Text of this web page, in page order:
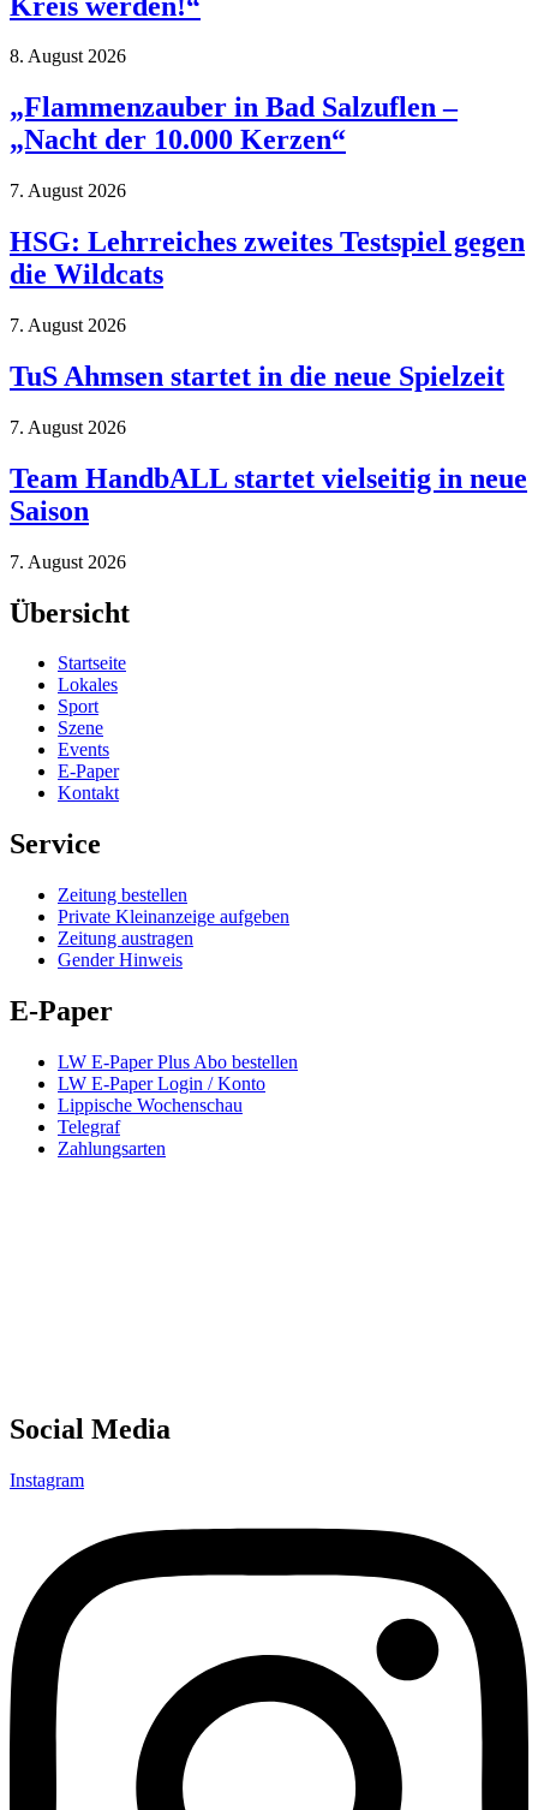
8. August 2026
„Flammenzauber in Bad Salzuflen –
„Nacht der 10.000 Kerzen“
7. August 2026
HSG: Lehrreiches zweites Testspiel gegen
die Wildcats
7. August 2026
TuS Ahmsen startet in die neue Spielzeit
7. August 2026
Team HandbALL startet vielseitig in neue
Saison
7. August 2026
Übersicht
Startseite
Lokales
Sport
Szene
Events
E-Paper
Kontakt
Service
Zeitung bestellen
Private Kleinanzeige aufgeben
Zeitung austragen
Gender Hinweis
E-Paper
LW E-Paper Plus Abo bestellen
LW E-Paper Login / Konto
Lippische Wochenschau
Telegraf
Zahlungsarten
Social Media
Instagram